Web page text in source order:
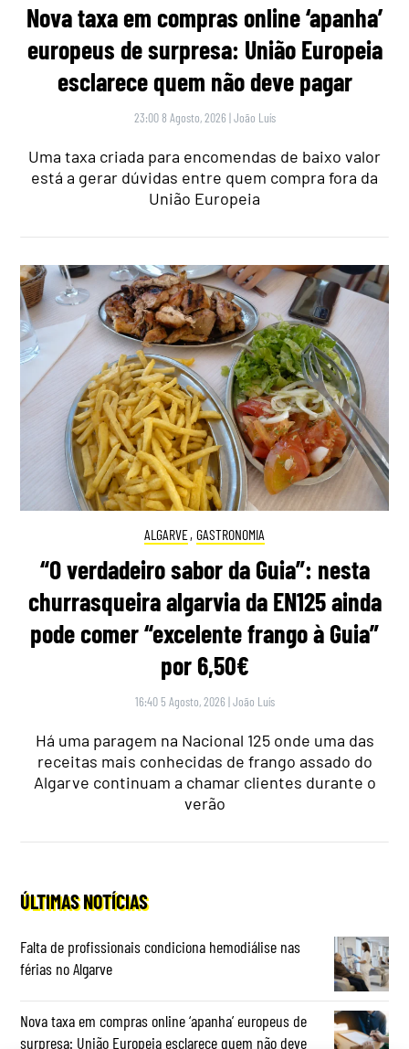
Nova taxa em compras online ‘apanha’
europeus de surpresa: União Europeia
esclarece quem não deve pagar
23:00 8 Agosto, 2026 |João Luís
Uma taxa criada para encomendas de baixo valor
está a gerar dúvidas entre quem compra fora da
União Europeia
ALGARVE, GASTRONOMIA
“O verdadeiro sabor da Guia”: nesta
churrasqueira algarvia da EN125 ainda
pode comer “excelente frango à Guia”
por 6,50€
16:40 5 Agosto, 2026 |João Luís
Há uma paragem na Nacional 125 onde uma das
receitas mais conhecidas de frango assado do
Algarve continuam a chamar clientes durante o
verão
ÚLTIMAS NOTÍCIAS
Falta de profissionais condiciona hemodiálise nas
férias no Algarve
Nova taxa em compras online ‘apanha’ europeus de
surpresa: União Europeia esclarece quem não deve